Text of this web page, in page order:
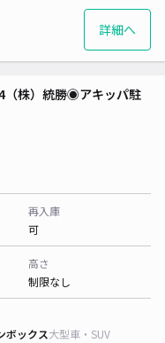
詳細へ
（株）統勝◉アキッパ駐
再入庫
可
高さ
制限なし
ボックス大型車・SUV